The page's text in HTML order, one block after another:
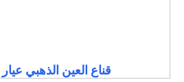
قناع العين الذهبي عيار 24 قيراط